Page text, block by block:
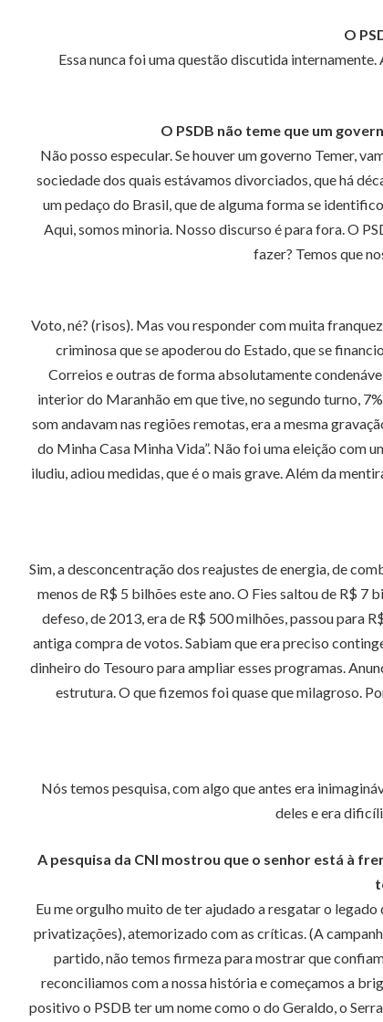
O
Essa nunca foi uma questão discutida
O PSDB não teme que um
Não posso especular. Se houver um governo Temer,
sociedade dos quais estávamos divorciados, que há
um pedaço do Brasil, que de alguma forma se
Aqui, somos minoria. Nosso discurso é para fora. O
fazer? Temos que
Voto, né? (risos). Mas vou responder com muita
criminosa que se apoderou do Estado, que se
Correios e outras de forma absolutamente
interior do Maranhão em que tive, no segundo turno,
som andavam nas regiões remotas, era a mesma
do Minha Casa Minha Vida”. Não foi uma eleição com
iludiu, adiou medidas, que é o mais grave. Além da
Sim, a desconcentração dos reajustes de energia, de
menos de R$ 5 bilhões este ano. O Fies saltou de R$ 7
defeso, de 2013, era de R$ 500 milhões, passou para
antiga compra de votos. Sabiam que era preciso
dinheiro do Tesouro para ampliar esses programas.
estrutura. O que fizemos foi quase que milagroso.
Nós temos pesquisa, com algo que antes era
deles e era
A pesquisa da CNI mostrou que o senhor está à
Eu me orgulho muito de ter ajudado a resgatar o legado
privatizações), atemorizado com as críticas. (A
partido, não temos firmeza para mostrar que
reconciliamos com a nossa história e começamos a
positivo o PSDB ter um nome como o do Geraldo, o